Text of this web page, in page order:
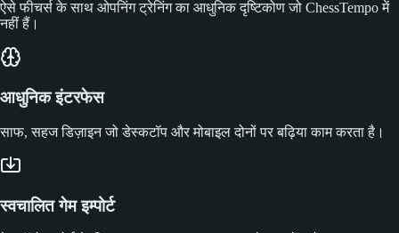
ऐसे फीचर्स के साथ ओपनिंग ट्रेनिंग का आधुनिक दृष्टिकोण जो ChessTempo में
नहीं हैं।
आधुनिक इंटरफेस
साफ, सहज डिज़ाइन जो डेस्कटॉप और मोबाइल दोनों पर बढ़िया काम करता है।
स्वचालित गेम इम्पोर्ट